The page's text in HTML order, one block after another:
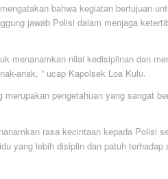
bahwa kegiatan bertujuan
jawab Polisi dalam menjaga
menanamkan nilai kedisiplinan dan
anak, ” ucap Kapolsek Loa Kulu.
pengetahuan yang sangat
rasa kecintaan kepada Polisi
yang lebih disiplin dan patuh terhadap